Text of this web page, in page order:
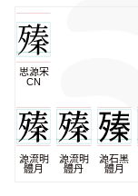
思源宋
CN
源流明
體月
源流明
體丹
源石黑
體月